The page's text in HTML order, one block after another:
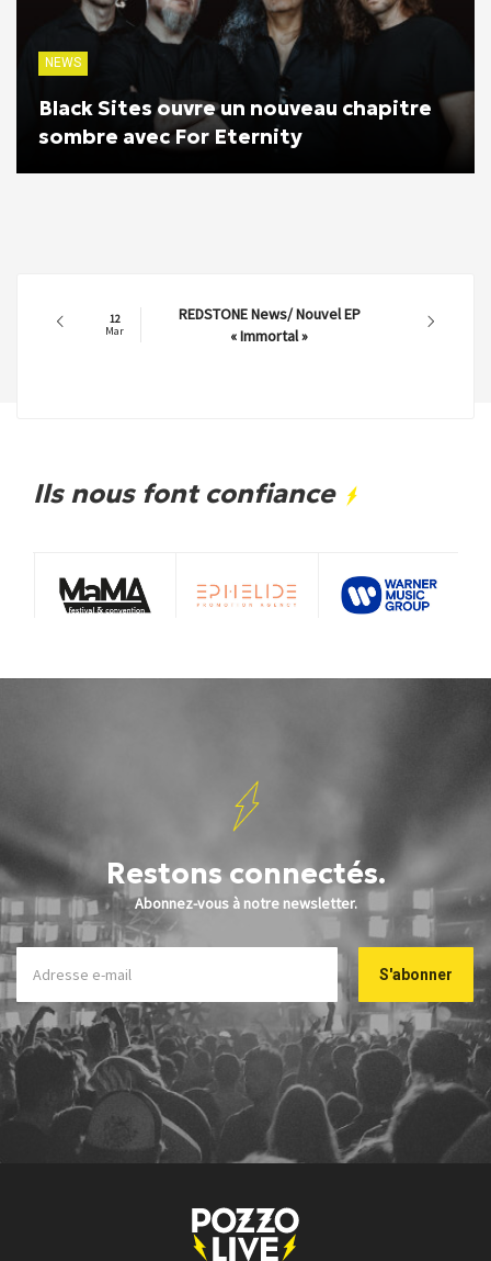
NEWS
Black Sites ouvre un nouveau chapitre
sombre avec For Eternity
12
Mar
REDSTONE News/ Nouvel EP
« Immortal »
Ils nous font confiance
Restons connectés.
Abonnez-vous à notre newsletter.